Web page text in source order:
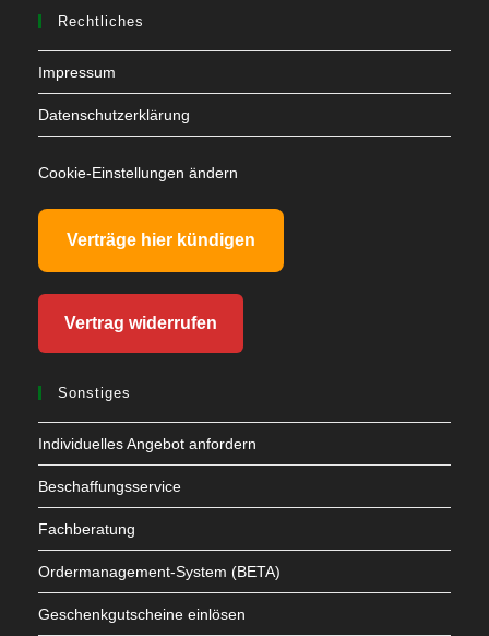
Rechtliches
Impressum
Datenschutzerklärung
Cookie-Einstellungen ändern
Verträge hier kündigen
Vertrag widerrufen
Sonstiges
Individuelles Angebot anfordern
Beschaffungsservice
Fachberatung
Ordermanagement-System (BETA)
Geschenkgutscheine einlösen